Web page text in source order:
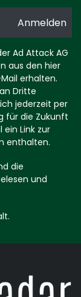
Ad Attack AG
aus den hier
erhalten.
Dritte
jederzeit per
für die Zukunft
Link zur
enthalten.
die
und